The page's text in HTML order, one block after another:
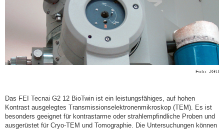
Foto: JGU
Das FEI Tecnai G2 12 BioTwin ist ein leistungsfähiges, auf hohen
Kontrast ausgelegtes Transmissionselektronenmikroskop (TEM). Es ist
besonders geeignet für kontrastarme oder strahlempfindliche Proben und
ausgerüstet für Cryo-TEM und Tomographie. Die Untersuchungen können